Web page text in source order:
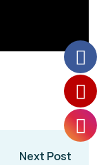
Next Post